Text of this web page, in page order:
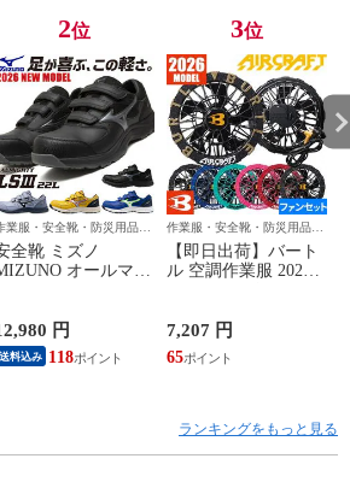
ーク マン 通年
オールシーズン
USD402
ーク マン 通年
オールシーズン
USD402
2位
業服・安全靴・防災用品な
作業用品専門店のまもる君
全靴 ミズノ
オールマイ
、
、
、
円
送料込み 118
3位
作業服・安全靴・防災用品な
ら作業用品専門店のまもる君
【即日出荷】バート
ル 空調作業服 2026
作業着 ファン 防水
EFウェア AC10-1
AC10-2 BURTLE
服 春夏 猛暑 暑さ対
7,207 円
65
ランキングをもっと見る